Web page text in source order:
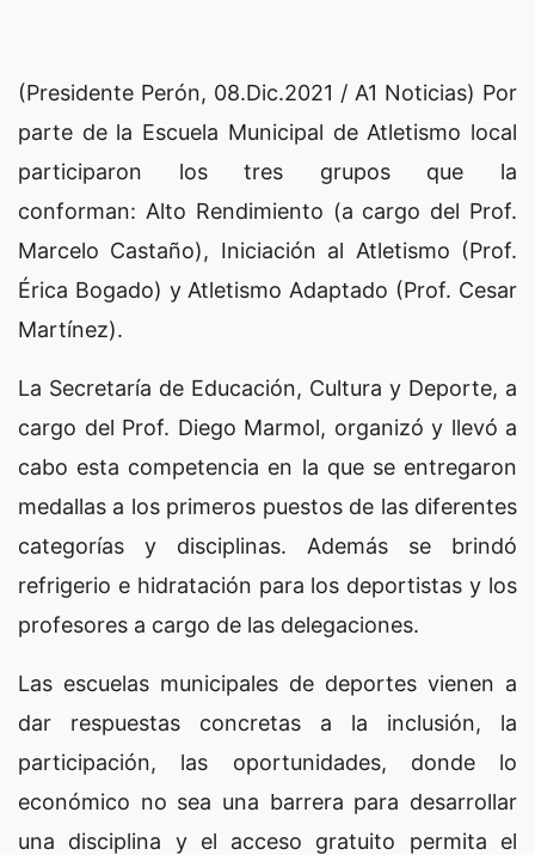
(Presidente Perón, 08.Dic.2021 / A1 Noticias) Por
parte de la Escuela Municipal de Atletismo local
participaron los tres grupos que la
conforman: Alto Rendimiento (a cargo del Prof.
Marcelo Castaño), Iniciación al Atletismo (Prof.
Érica Bogado) y Atletismo Adaptado (Prof. Cesar
Martínez).
La Secretaría de Educación, Cultura y Deporte, a
cargo del Prof. Diego Marmol, organizó y llevó a
cabo esta competencia en la que se entregaron
medallas a los primeros puestos de las diferentes
categorías y disciplinas. Además se brindó
refrigerio e hidratación para los deportistas y los
profesores a cargo de las delegaciones.
Las escuelas municipales de deportes vienen a
dar respuestas concretas a la inclusión, la
participación, las oportunidades, donde lo
económico no sea una barrera para desarrollar
una disciplina y el acceso gratuito permita el